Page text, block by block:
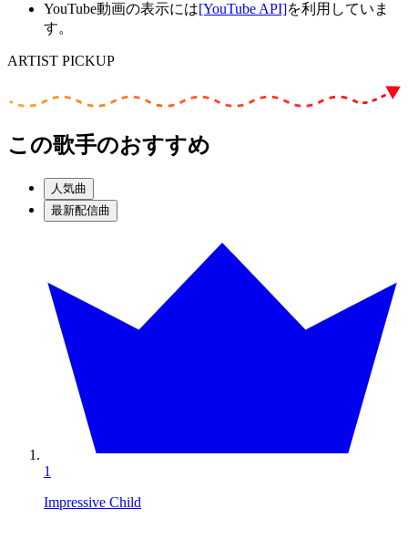
YouTube動画の表示には[YouTube API]を利用していま
す。
ARTIST PICKUP
この歌手のおすすめ
人気曲
最新配信曲
1
Impressive Child